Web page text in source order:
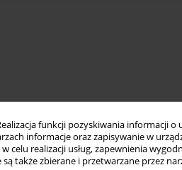
funkcji pozyskiwania informacji o
informacje oraz zapisywanie w
celu realizacji usług, zapewnienia
są także zbierane i przetwarzane przez